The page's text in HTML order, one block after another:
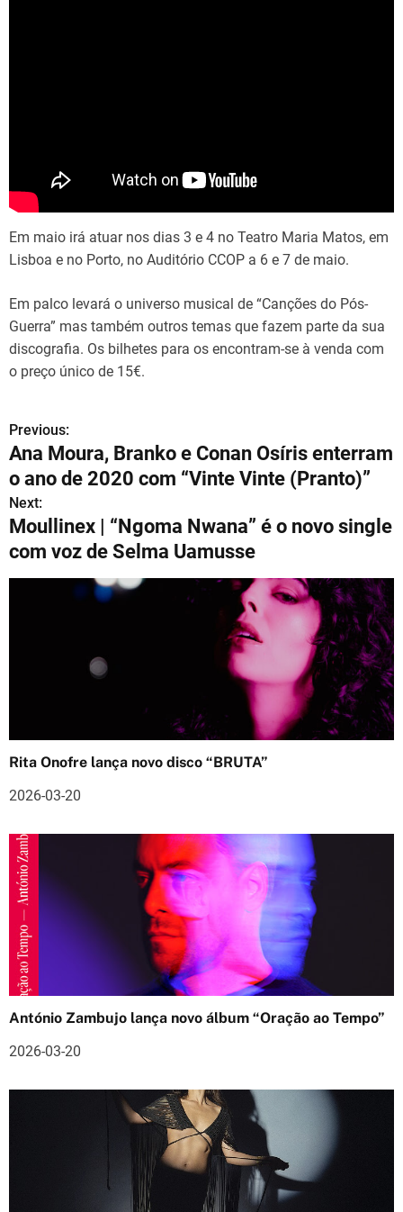
Em maio irá atuar nos dias 3 e 4 no Teatro Maria Matos, em
Lisboa e no Porto, no Auditório CCOP a 6 e 7 de maio.
Em palco levará o universo musical de “Canções do Pós-
Guerra” mas também outros temas que fazem parte da sua
discografia. Os bilhetes para os encontram-se à venda com
o preço único de 15€.
N
a
v
e
g
d
r
t
g
o
s
Previous:
Ana Moura, Branko e Conan Osíris enterram
o ano de 2020 com “Vinte Vinte (Pranto)”
Next:
Moullinex | “Ngoma Nwana” é o novo single
com voz de Selma Uamusse
Rita Onofre lança novo disco “BRUTA”
2026-03-20
António Zambujo lança novo álbum “Oração ao Tempo”
2026-03-20